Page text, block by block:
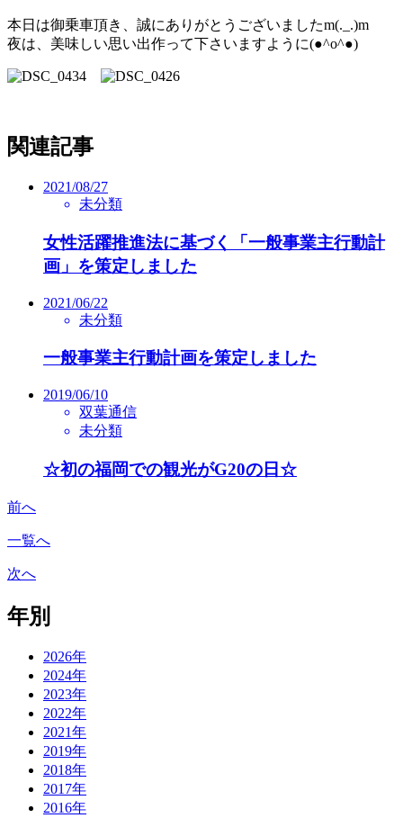
本日は御乗車頂き、誠にありがとうございましたm(._.)m
夜は、美味しい思い出作って下さいますように(●^o^●)
関連記事
2021/08/27
未分類
女性活躍推進法に基づく「一般事業主行動計
画」を策定しました
2021/06/22
未分類
一般事業主行動計画を策定しました
2019/06/10
双葉通信
未分類
☆初の福岡での観光がG20の日☆
前へ
一覧へ
次へ
年別
2026年
2024年
2023年
2022年
2021年
2019年
2018年
2017年
2016年